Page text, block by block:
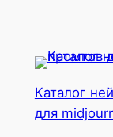
Каталог
для